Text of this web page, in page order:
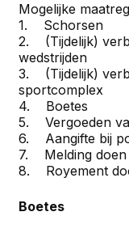
Mogelijke
1. Schorsen
2. (Tijdelijk)
wedstrijden
3. (Tijdelijk)
sportcomplex
4. Boetes
5. Vergoeden
6. Aangifte bij
7. Melding doen
8. Royement
Boetes